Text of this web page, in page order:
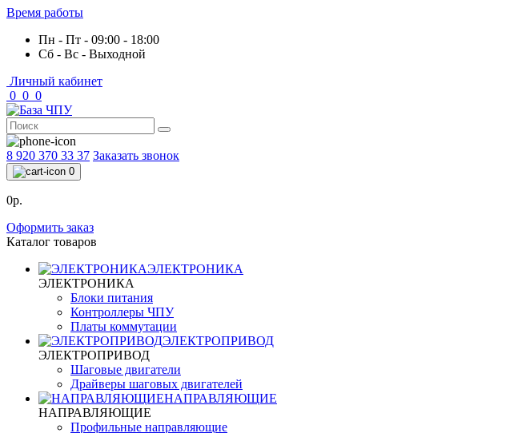
Время работы
Пн - Пт - 09:00 - 18:00
Сб - Вс - Выходной
Личный кабинет
0 0 0
8 920 370 33 37 Заказать звонок
0
0р.
Оформить заказ
Каталог товаров
ЭЛЕКТРОНИКА
ЭЛЕКТРОНИКА
Блоки питания
Контроллеры ЧПУ
Платы коммутации
ЭЛЕКТРОПРИВОД
ЭЛЕКТРОПРИВОД
Шаговые двигатели
Драйверы шаговых двигателей
НАПРАВЛЯЮЩИЕ
НАПРАВЛЯЮЩИЕ
Профильные направляющие